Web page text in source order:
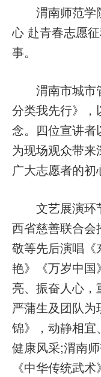
渭南师范学
心 赴青春志愿
事。
渭南市城市
分类我先行》，
念。四位宣讲者
为现场观众带来
广大志愿者的初
文艺展演环
西省慈善联合
敬等先后演唱
艳》《万岁中国
亮、振奋人心
严蒲生及团队
锦》，动静相宜
健康风采;渭南
《中华传统武